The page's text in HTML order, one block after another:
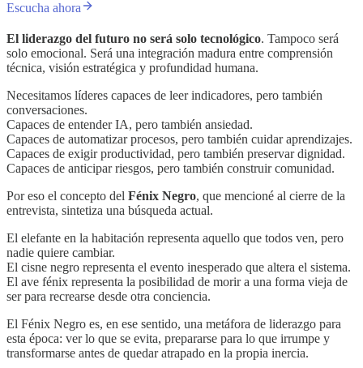
Escucha ahora
El liderazgo del futuro no será solo tecnológico. Tampoco será
solo emocional. Será una integración madura entre comprensión
técnica, visión estratégica y profundidad humana.
Necesitamos líderes capaces de leer indicadores, pero también
conversaciones.
Capaces de entender IA, pero también ansiedad.
Capaces de automatizar procesos, pero también cuidar aprendizajes.
Capaces de exigir productividad, pero también preservar dignidad.
Capaces de anticipar riesgos, pero también construir comunidad.
Por eso el concepto del Fénix Negro, que mencioné al cierre de la
entrevista, sintetiza una búsqueda actual.
El elefante en la habitación representa aquello que todos ven, pero
nadie quiere cambiar.
El cisne negro representa el evento inesperado que altera el sistema.
El ave fénix representa la posibilidad de morir a una forma vieja de
ser para recrearse desde otra conciencia.
El Fénix Negro es, en ese sentido, una metáfora de liderazgo para
esta época: ver lo que se evita, prepararse para lo que irrumpe y
transformarse antes de quedar atrapado en la propia inercia.